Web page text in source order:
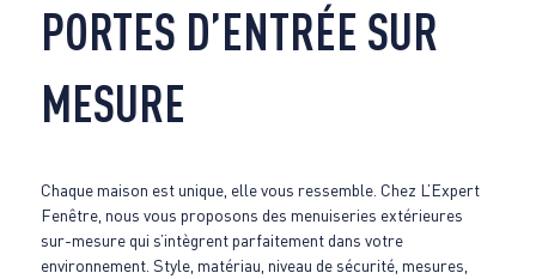
PORTES D’ENTRÉE SUR
MESURE
Chaque maison est unique, elle vous ressemble. Chez L’Expert
Fenêtre, nous vous proposons des menuiseries extérieures
sur-mesure qui s’intègrent parfaitement dans votre
environnement. Style, matériau, niveau de sécurité, mesures,